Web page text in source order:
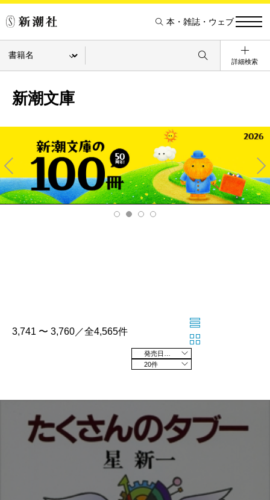
本・雑誌・ウェブ
詳細検索
新潮文庫
Pre
v
Ne
xt
3,741 〜 3,760／全4,565件
20件